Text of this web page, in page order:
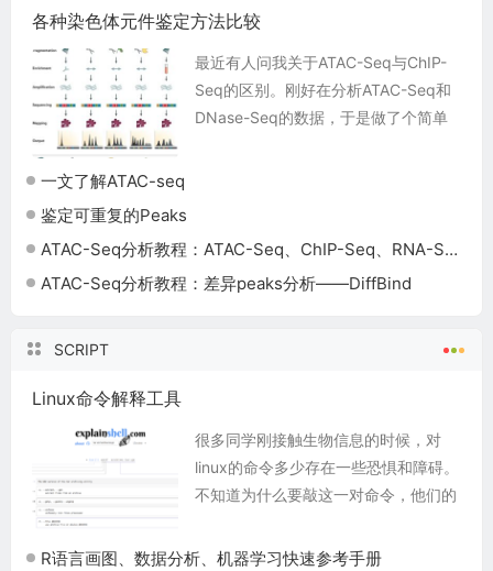
各种染色体元件鉴定方法比较
最近有人问我关于ATAC-Seq与ChIP-
Seq的区别。刚好在分析ATAC-Seq和
DNase-Seq的数据，于是做了个简单
一文了解ATAC-seq
鉴定可重复的Peaks
ATAC-Seq分析教程：ATAC-Seq、ChIP-Seq、RNA-Seq整合分析
ATAC-Seq分析教程：差异peaks分析——DiffBind
SCRIPT
Linux命令解释工具
很多同学刚接触生物信息的时候，对
linux的命令多少存在一些恐惧和障碍。
不知道为什么要敲这一对命令，他们的
有趣的linux命令学习网站。它能够帮助
R语言画图、数据分析、机器学习快速参考手册